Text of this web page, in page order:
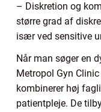
– Diskretion og
større grad af
især ved sensitive
Når man søger en
Metropol Gyn
kombinerer høj
patientpleje. De